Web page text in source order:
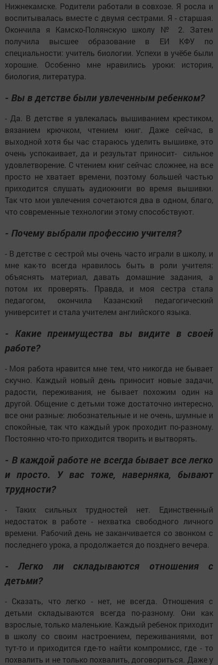
Нижнекамске. Родители работали в совхозе. Я росла и
воспитывалась вместе с двумя сестрами. Я - старшая.
Окончила я Камско-Полянскую школу № 2. Затем
получила высшее образование в ЕИ КФУ по
специальности: учитель биологии. Успехи в учёбе были
хорошие. Особенно мне нравились уроки: история,
биология, литература.
- Вы в детстве были увлеченным ребенком?
- Да. В детстве я увлекалась вышиванием крестиком,
вязанием крючком, чтением книг. Даже сейчас, в
выходной хотя бы час стараюсь уделить вышивке, это
очень успокаивает, да и результат приносит- сильное
удовлетворение. С чтением книг сейчас сложнее, на все
просто не хватает времени, поэтому большей частью
приходится слушать аудиокниги во время вышивки.
Так что мои увлечения сочетаются два в одном, благо,
что современные технологии этому способствуют.
- Почему выбрали профессию учителя?
- В детстве с сестрой мы очень часто играли в школу, и
мне как-то всегда нравилось быть в роли учителя:
объяснять материал, давать домашние задания, а
потом их проверять. Правда, и моя сестра стала
педагогом, окончила Казанский педагогический
университет и стала учителем английского языка.
- Какие преимущества вы видите в своей
работе?
- Моя работа нравится мне тем, что никогда не бывает
скучно. Каждый новый день приносит новые задачи,
радости, переживания, не бывает похожим один на
другой. Общение с детьми тоже достаточно интересно,
все они разные: любознательные и не очень, шумные и
спокойные, так что каждый урок проходит по-разному.
Постоянно что-то приходится творить и вытворять.
- В каждой работе не всегда бывает все легко
и просто. У вас тоже, наверняка, бывают
трудности?
- Таких сильных трудностей нет. Единственный
недостаток в работе - нехватка свободного личного
времени. Рабочий день не заканчивается со звонком с
последнего урока, а продолжается до позднего вечера.
- Легко ли складываются отношения с
детьми?
- Сказать, что легко - нет, не всегда. Отношения с
детьми складываются всегда по-разному. Они как
взрослые, только маленькие. Каждый ребенок приходит
в школу со своим настроением, переживаниями, вот
тут-то и приходится где-то найти компромисс, где - то
похвалить и не только похвалить, договориться. Даже у